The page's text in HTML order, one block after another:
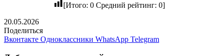
[Итого: 0Средний рейтинг: 0]
20.05.2026
Поделиться
Вконтакте Одноклассники WhatsApp Telegram